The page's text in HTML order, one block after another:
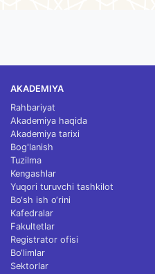
AKADEMIYA
Rahbariyat
Akademiya haqida
Akademiya tarixi
Bog'lanish
Tuzilma
Kengashlar
Yuqori turuvchi tashkilot
Bo‘sh ish o‘rini
Kafedralar
Fakultetlar
Registrator ofisi
Bo‘limlar
Sektorlar